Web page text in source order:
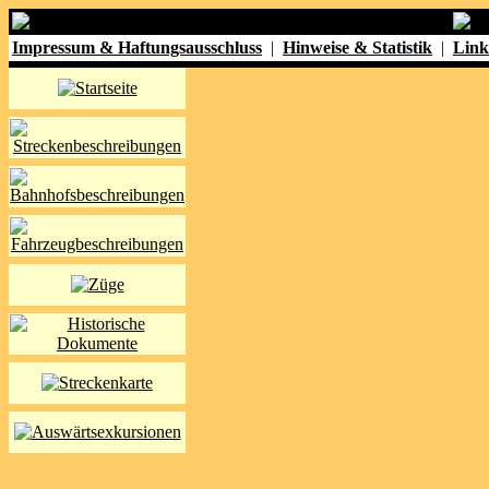
Impressum & Haftungsausschluss | Hinweise & Statistik |